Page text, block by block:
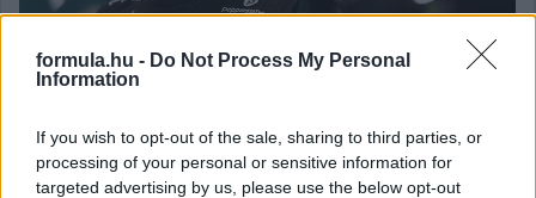
formula.hu - Do Not Process My Personal
Information
If you wish to opt-out of the sale, sharing to third parties, or
processing of your personal or sensitive information for
targeted advertising by us, please use the below opt-out
Balogh Tamás
3 napja